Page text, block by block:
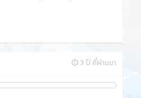
3 ปี ที่ผ่านมา